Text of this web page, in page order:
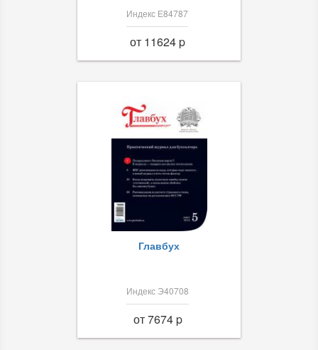
Индекс Е84787
от 11624 p
Главбух
Индекс Э40708
от 7674 p